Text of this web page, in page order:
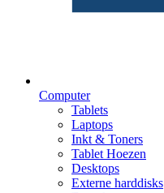
Computer
Tablets
Laptops
Inkt & Toners
Tablet Hoezen
Desktops
Externe harddisks